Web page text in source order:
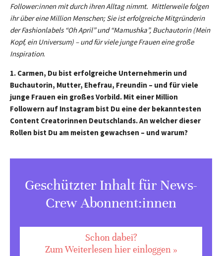
Follower:innen mit durch ihren Alltag nimmt. Mittlerweile folgen
ihr über eine Million Menschen; Sie ist erfolgreiche Mitgründerin
der Fashionlabels “Oh April” und “Mamushka”, Buchautorin (Mein
Kopf, ein Universum) – und für viele junge Frauen eine große
Inspiration.
1. Carmen, Du bist erfolgreiche Unternehmerin und
Buchautorin, Mutter, Ehefrau, Freundin – und für viele
junge Frauen ein großes Vorbild. Mit einer Million
Followern auf Instagram bist Du eine der bekanntesten
Content Creatorinnen Deutschlands. An welcher dieser
Rollen bist Du am meisten gewachsen – und warum?
Geschützter Inhalt für News-
Crew Abonnent:innen
Schon dabei?
Zum Weiterlesen hier einloggen »